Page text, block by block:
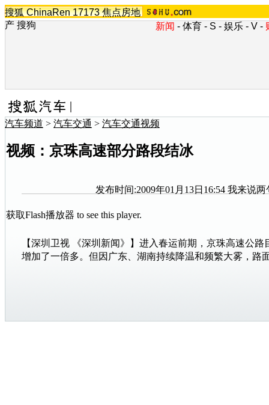
搜狐 ChinaRen 17173 焦点房地
产 搜狗 新闻 - 体育 - S - 娱乐 - V -
汽车频道 > 汽车交通 > 汽车交通视频
视频：京珠高速部分路段结冰
发布时间:2009年01月13日16:54 我来说两
获取Flash播放器 to see this player.
【深圳卫视 《深圳新闻》】进入春运前期，京珠高速公路
增加了一倍多。但因广东、湖南持续降温和频繁大雾，路